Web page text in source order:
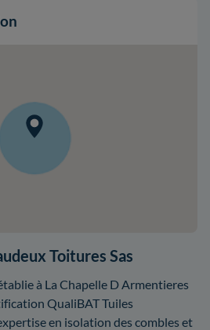
Toitures Sas
à La Chapelle D Armentieres
QualiBAT Tuiles
en isolation des combles et